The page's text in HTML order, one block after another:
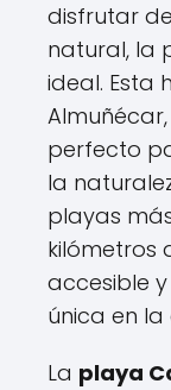
disfrutar
natural, la
ideal. Esta
perfecto
la
playas
kilómetros
accesible
única en
La playa